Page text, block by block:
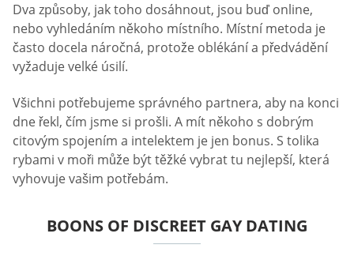
Dva způsoby, jak toho dosáhnout, jsou buď online,
nebo vyhledáním někoho místního. Místní metoda je
často docela náročná, protože oblékání a předvádění
vyžaduje velké úsilí.
Všichni potřebujeme správného partnera, aby na konci
dne řekl, čím jsme si prošli. A mít někoho s dobrým
citovým spojením a intelektem je jen bonus. S tolika
rybami v moři může být těžké vybrat tu nejlepší, která
vyhovuje vašim potřebám.
BOONS OF DISCREET GAY DATING